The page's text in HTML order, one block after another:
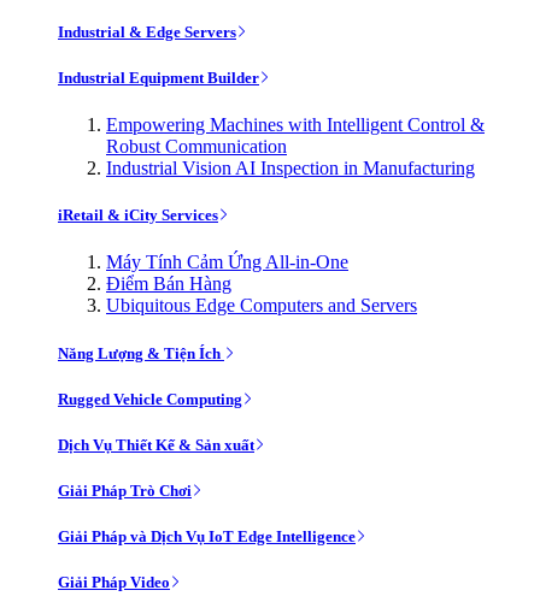
Industrial & Edge Servers
Industrial Equipment Builder
Empowering Machines with Intelligent Control &
Robust Communication
Industrial Vision AI Inspection in Manufacturing
iRetail & iCity Services
Máy Tính Cảm Ứng All-in-One
Điểm Bán Hàng
Ubiquitous Edge Computers and Servers
Năng Lượng & Tiện Ích
Rugged Vehicle Computing
Dịch Vụ Thiết Kế & Sản xuất
Giải Pháp Trò Chơi
Giải Pháp và Dịch Vụ IoT Edge Intelligence
Giải Pháp Video